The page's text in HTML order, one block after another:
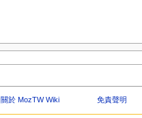
關於 MozTW Wiki 免責聲明